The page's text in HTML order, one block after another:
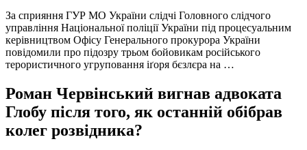
За сприяння ГУР МО України слідчі Головного слідчого
управління Національної поліції України під процесуальним
керівництвом Офісу Генерального прокурора України
повідомили про підозру трьом бойовикам російського
терористичного угруповання іґоря бєзлєра на …
Роман Червінський вигнав адвоката
Глобу після того, як останній обібрав
колег розвідника?